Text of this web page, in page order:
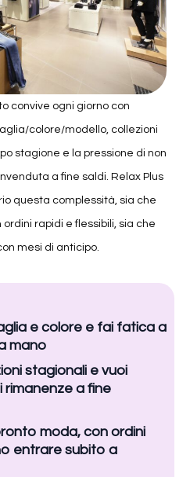
convive ogni giorno con
colore/modello, collezioni
stagione e la pressione di non
a fine saldi. Relax Plus
questa complessità, sia che
rapidi e flessibili, sia che
mesi di anticipo.
e colore e fai fatica a
mano
stagionali e vuoi
rimanenze a fine
moda, con ordini
entrare subito a